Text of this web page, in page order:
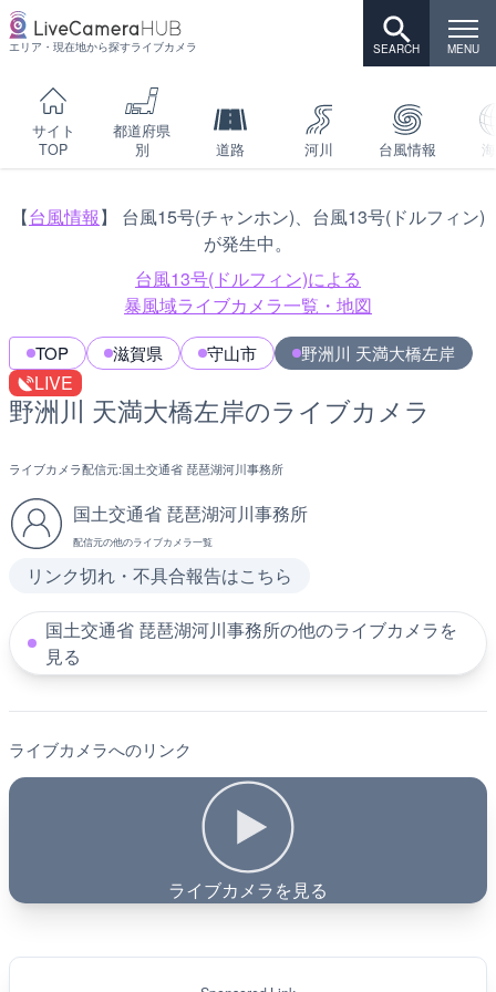
エリア・現在地から探すライブカメラ
サイト
TOP
都道府県
別
道路 河川 台風情報
【台風情報】 台風15号(チャンホン)、台風13号(ドルフィン)
が発生中。
台風13号(ドルフィン)による
暴風域ライブカメラ一覧・地図
TOP 滋賀県 守山市 野洲川 天満大橋左岸
LIVE
野洲川 天満大橋左岸のライブカメラ
ライブカメラ配信元:国土交通省 琵琶湖河川事務所
国土交通省 琵琶湖河川事務所
配信元の他のライブカメラ一覧
リンク切れ・不具合報告はこちら
国土交通省 琵琶湖河川事務所の他のライブカメラを
見る
ライブカメラへのリンク
ライブカメラを見る